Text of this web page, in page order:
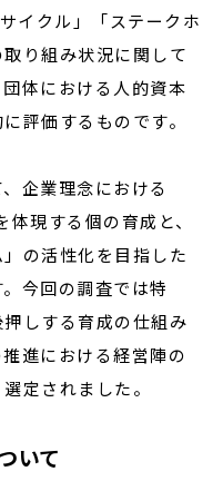
イクル」「ステークホ
り組み状況に関して
体における人的資本
評価するものです。
企業理念における
現する個の育成と、
の活性化を目指した
今回の調査では特
しする育成の仕組み
進における経営陣の
定されました。
いて